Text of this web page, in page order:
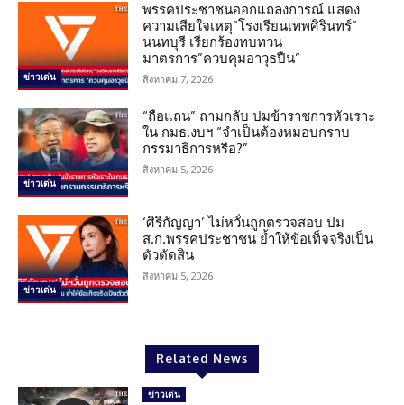
ข่าวเด่น
พรรคประชาชนออกแถลงการณ์ แสดง
ความเสียใจเหตุ”โรงเรียนเทพศิรินทร์”
นนทบุรี เรียกร้องทบทวน
มาตรการ”ควบคุมอาวุธปืน”
สิงหาคม 7, 2026
ข่าวเด่น
“ถือแถน” ถามกลับ ปมข้าราชการหัวเราะ
ใน กมธ.งบฯ “จำเป็นต้องหมอบกราบ
กรรมาธิการหรือ?”
สิงหาคม 5, 2026
ข่าวเด่น
‘ศิริกัญญา’ ไม่หวั่นถูกตรวจสอบ ปม
ส.ก.พรรคประชาชน ย้ำให้ข้อเท็จจริงเป็น
ตัวตัดสิน
สิงหาคม 5, 2026
Related News
ข่าวเด่น